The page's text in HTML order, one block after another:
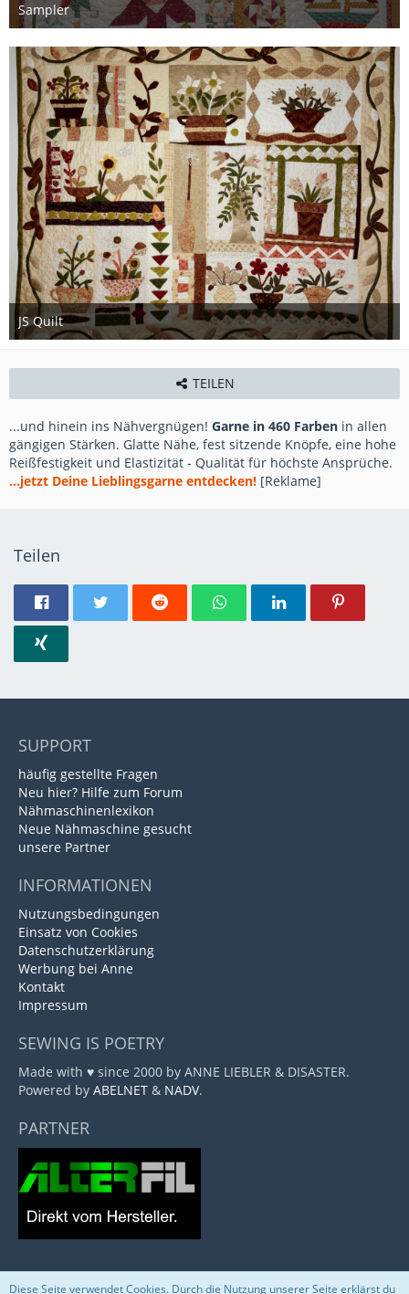
Sampler
13. Juni 2024
JS Quilt
13. Juni 2024
TEILEN
...und hinein ins Nähvergnügen! Garne in 460 Farben in allen
gängigen Stärken. Glatte Nähe, fest sitzende Knöpfe, eine hohe
Reißfestigkeit und Elastizität - Qualität für höchste Ansprüche.
...jetzt Deine Lieblingsgarne entdecken! [Reklame]
Teilen
SUPPORT
häufig gestellte Fragen
Neu hier? Hilfe zum Forum
Nähmaschinenlexikon
Neue Nähmaschine gesucht
unsere Partner
INFORMATIONEN
Nutzungsbedingungen
Einsatz von Cookies
Datenschutzerklärung
Werbung bei Anne
Kontakt
Impressum
SEWING IS POETRY
Made with ♥ since 2000 by ANNE LIEBLER & DISASTER.
Powered by ABELNET & NADV.
PARTNER
Diese Seite verwendet Cookies. Durch die Nutzung unserer Seite erklärst du